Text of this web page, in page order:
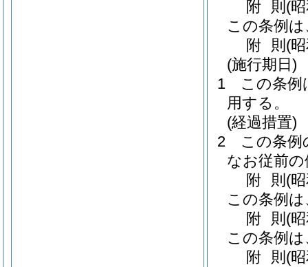
附 則 (
この条例
附 則 (
(施行期日)
1
この条例
用する。
(経過措置)
2
この条例
なお従前
附 則 (
この条例
附 則 (
この条例
附 則 (